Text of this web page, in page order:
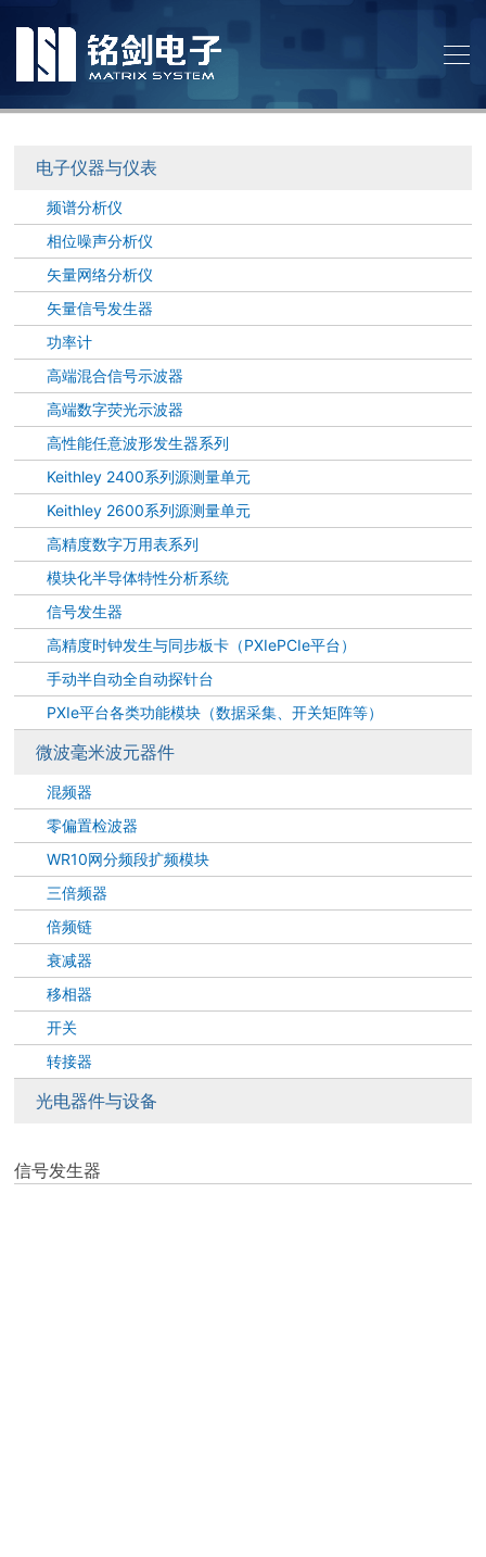
电子仪器与仪表
频谱分析仪
相位噪声分析仪
矢量网络分析仪
矢量信号发生器
功率计
高端混合信号示波器
高端数字荧光示波器
高性能任意波形发生器系列
Keithley 2400系列源测量单元
Keithley 2600系列源测量单元
高精度数字万用表系列
模块化半导体特性分析系统
信号发生器
高精度时钟发生与同步板卡（PXIePCIe平台）
手动半自动全自动探针台
PXIe平台各类功能模块（数据采集、开关矩阵等）
微波毫米波元器件
混频器
零偏置检波器
WR10网分频段扩频模块
三倍频器
倍频链
衰减器
移相器
开关
转接器
光电器件与设备
信号发生器